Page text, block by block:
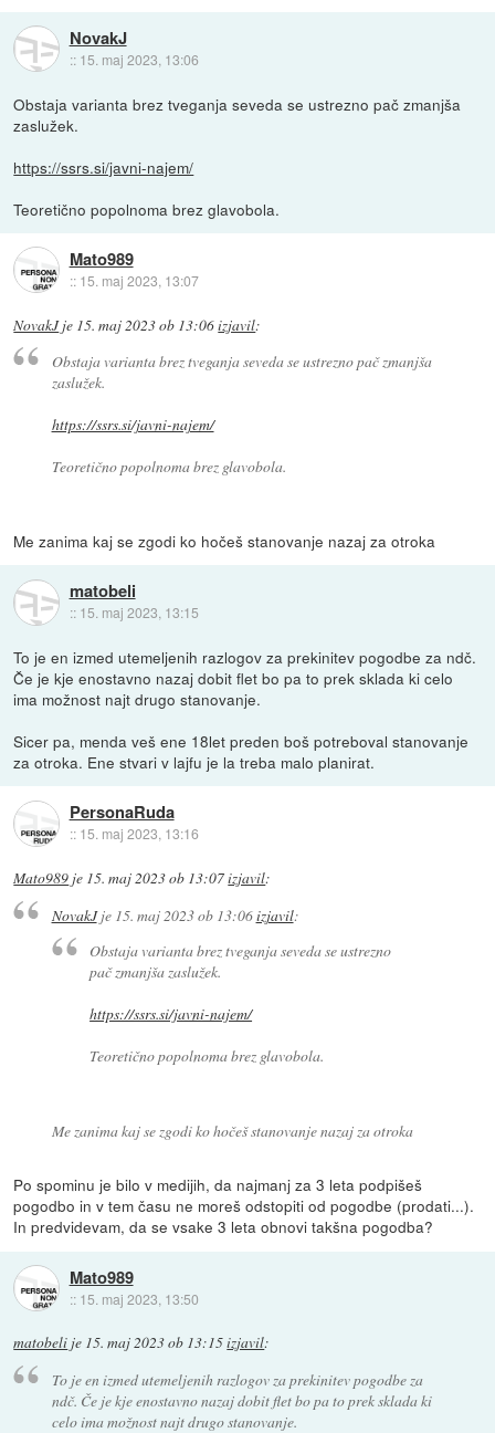
NovakJ
:: 15. maj 2023, 13:06
Obstaja varianta brez tveganja seveda se ustrezno pač zmanjša
zaslužek.
https://ssrs.si/javni-najem/
Teoretično popolnoma brez glavobola.
Mato989
:: 15. maj 2023, 13:07
NovakJje 15. maj 2023 ob 13:06izjavil:
Obstaja varianta brez tveganja seveda se ustrezno pač zmanjša
zaslužek.
https://ssrs.si/javni-najem/
Teoretično popolnoma brez glavobola.
Me zanima kaj se zgodi ko hočeš stanovanje nazaj za otroka
matobeli
:: 15. maj 2023, 13:15
To je en izmed utemeljenih razlogov za prekinitev pogodbe za ndč.
Če je kje enostavno nazaj dobit flet bo pa to prek sklada ki celo
ima možnost najt drugo stanovanje.
Sicer pa, menda veš ene 18let preden boš potreboval stanovanje
za otroka. Ene stvari v lajfu je la treba malo planirat.
PersonaRuda
:: 15. maj 2023, 13:16
Mato989 je 15. maj 2023 ob 13:07izjavil:
NovakJje 15. maj 2023 ob 13:06izjavil:
Obstaja varianta brez tveganja seveda se ustrezno
pač zmanjša zaslužek.
https://ssrs.si/javni-najem/
Teoretično popolnoma brez glavobola.
Me zanima kaj se zgodi ko hočeš stanovanje nazaj za otroka
Po spominu je bilo v medijih, da najmanj za 3 leta podpišeš
pogodbo in v tem času ne moreš odstopiti od pogodbe (prodati...).
In predvidevam, da se vsake 3 leta obnovi takšna pogodba?
Mato989
:: 15. maj 2023, 13:50
matobeli je 15. maj 2023 ob 13:15izjavil:
To je en izmed utemeljenih razlogov za prekinitev pogodbe za
ndč. Če je kje enostavno nazaj dobit flet bo pa to prek sklada ki
celo ima možnost najt drugo stanovanje.